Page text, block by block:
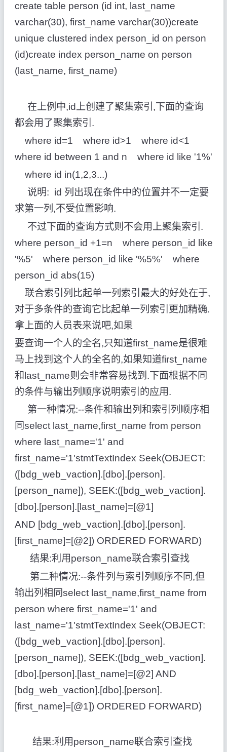
create table person (id int, last_name
varchar(30), first_name varchar(30))create
unique clustered index person_id on person
(id)create index person_name on person
(last_name, first_name)
在上例中,id上创建了聚集索引,下面的查询
都会用了聚集索引.
where id=1 where id>1 where id<1
where id between 1 and n where id like '1%'
where id in(1,2,3...)
说明: id 列出现在条件中的位置并不一定要
求第一列,不受位置影响.
不过下面的查询方式则不会用上聚集索引.
where person_id +1=n where person_id like
'%5' where person_id like '%5%' where
person_id abs(15)
联合索引列比起单一列索引最大的好处在于,
对于多条件的查询它比起单一列索引更加精确.
拿上面的人员表来说吧,如果
要查询一个人的全名,只知道first_name是很难
马上找到这个人的全名的,如果知道first_name
和last_name则会非常容易找到.下面根据不同
的条件与输出列顺序说明索引的应用.
第一种情况:--条件和输出列和索引列顺序相
同select last_name,first_name from person
where last_name='1' and
first_name='1'stmtTextIndex Seek(OBJECT:
([bdg_web_vaction].[dbo].[person].
[person_name]), SEEK:([bdg_web_vaction].
[dbo].[person].[last_name]=[@1]
AND [bdg_web_vaction].[dbo].[person].
[first_name]=[@2]) ORDERED FORWARD)
结果:利用person_name联合索引查找
第二种情况:--条件列与索引列顺序不同,但
输出列相同select last_name,first_name from
person where first_name='1' and
last_name='1'stmtTextIndex Seek(OBJECT:
([bdg_web_vaction].[dbo].[person].
[person_name]), SEEK:([bdg_web_vaction].
[dbo].[person].[last_name]=[@2] AND
[bdg_web_vaction].[dbo].[person].
[first_name]=[@1]) ORDERED FORWARD)
结果:利用person_name联合索引查找